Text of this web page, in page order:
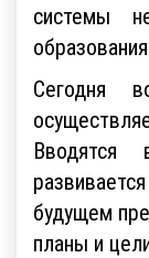
системы
Сегодня
Вводятся
будущем
планы и